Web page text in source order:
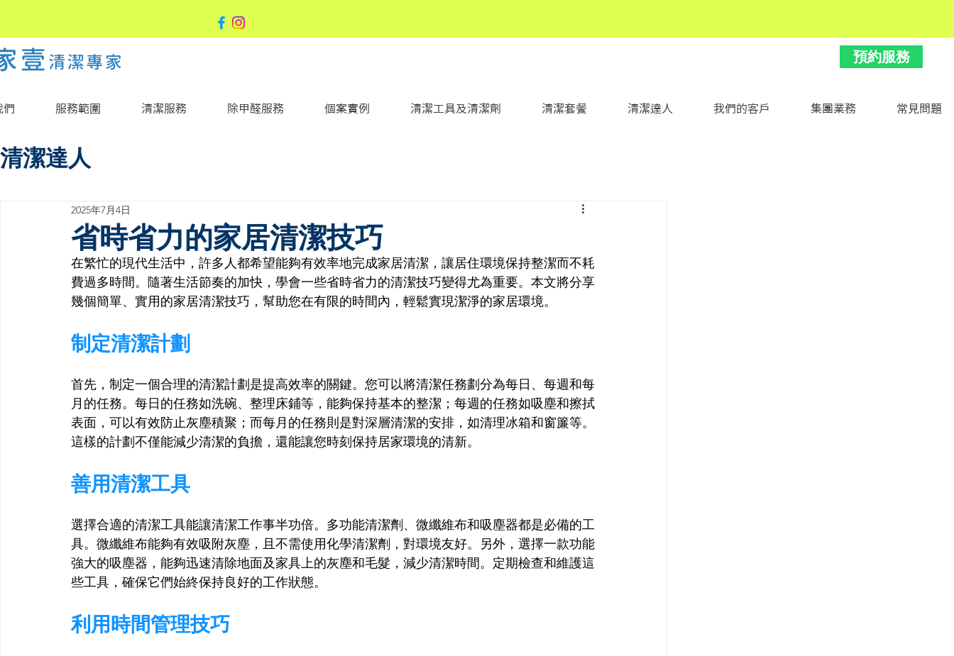
預約服務
們 服務範圍 清潔服務 除甲醛服務 個案實例 清潔工具及清潔劑 清潔套餐 清潔達人 我們的客戶 集團業務 常見問題
清潔達人
省時省力的家居清潔技巧
2025年7月4日
在繁忙的現代生活中，許多人都希望能夠有效率地完成家居清潔，讓居住環境保持整潔而不耗
費過多時間。隨著生活節奏的加快，學會一些省時省力的清潔技巧變得尤為重要。本文將分享
幾個簡單、實用的家居清潔技巧，幫助您在有限的時間內，輕鬆實現潔淨的家居環境。
制定清潔計劃
首先，制定一個合理的清潔計劃是提高效率的關鍵。您可以將清潔任務劃分為每日、每週和每
月的任務。每日的任務如洗碗、整理床鋪等，能夠保持基本的整潔；每週的任務如吸塵和擦拭
表面，可以有效防止灰塵積聚；而每月的任務則是對深層清潔的安排，如清理冰箱和窗簾等。
這樣的計劃不僅能減少清潔的負擔，還能讓您時刻保持居家環境的清新。
善用清潔工具
選擇合適的清潔工具能讓清潔工作事半功倍。多功能清潔劑、微纖維布和吸塵器都是必備的工
具。微纖維布能夠有效吸附灰塵，且不需使用化學清潔劑，對環境友好。另外，選擇一款功能
強大的吸塵器，能夠迅速清除地面及家具上的灰塵和毛髮，減少清潔時間。定期檢查和維護這
些工具，確保它們始終保持良好的工作狀態。
利用時間管理技巧